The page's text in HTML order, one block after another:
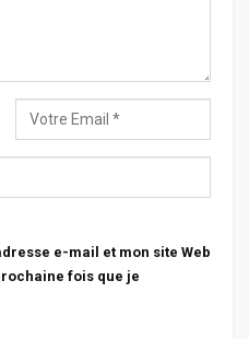
e-mail et mon site Web
fois que je